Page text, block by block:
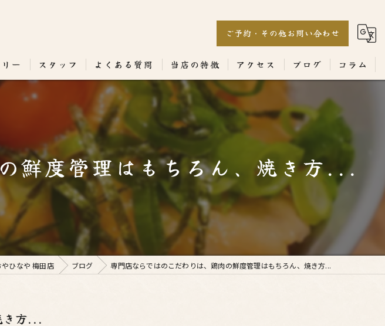
ご予約・その他お問い合わせ
ー スタッフ よくある質問 当店の特徴
居酒屋
専門店
ランチ
テイクアウト
コース
アクセス ブログ コラム
鮮度管理はもちろん、焼き方...
ひなや 梅田店 ブログ 専門店ならではのこだわりは、鶏肉の鮮度管理はもちろん、焼き方...
き方...